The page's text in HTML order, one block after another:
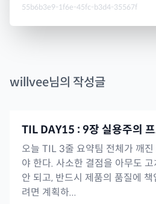
55b6b3e9-1f6e-45fc-b3d4-35567f
willvee님의 작성글
TIL DAY15 : 9장 실용주의
오늘 TIL 3줄 요약팀 전체가 깨
야 한다. 사소한 결점을 아무도
안 되고, 반드시 제품의 품질에
려면 계획하...